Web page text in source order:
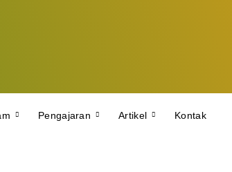
Pengajaran Artikel Kontak